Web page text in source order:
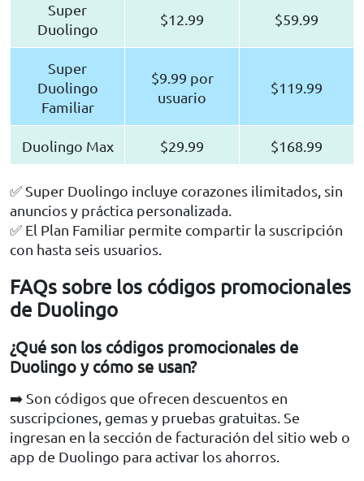
Super
Duolingo
$12.99 $59.99
Super
Duolingo
Familiar
$9.99 por
usuario
$119.99
Duolingo Max $29.99 $168.99
✅ Super Duolingo incluye corazones ilimitados, sin
anuncios y práctica personalizada.
✅ El Plan Familiar permite compartir la suscripción
con hasta seis usuarios.
FAQs sobre los códigos promocionales
de Duolingo
¿Qué son los códigos promocionales de
Duolingo y cómo se usan?
➡️ Son códigos que ofrecen descuentos en
suscripciones, gemas y pruebas gratuitas. Se
ingresan en la sección de facturación del sitio web o
app de Duolingo para activar los ahorros.